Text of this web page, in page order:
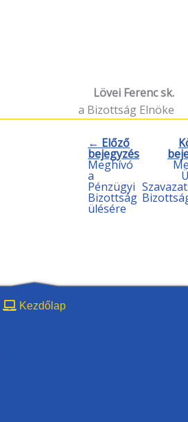
Lövei Ferenc sk.
a Bizottság Elnöke
← Előző
bejegyzés
Meghívó
a
Pénzügyi
Bizottság
ülésére
Kezdőlap